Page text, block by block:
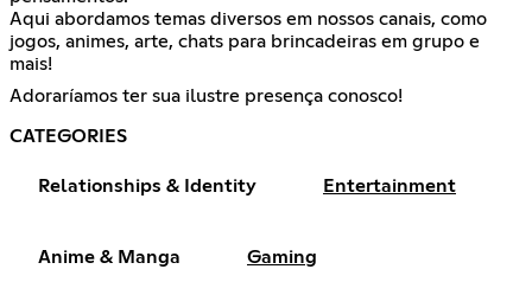
Aqui abordamos temas diversos em nossos canais, como
jogos, animes, arte, chats para brincadeiras em grupo e
mais!
Adoraríamos ter sua ilustre presença conosco!
CATEGORIES
Relationships & Identity Entertainment
Anime & Manga Gaming